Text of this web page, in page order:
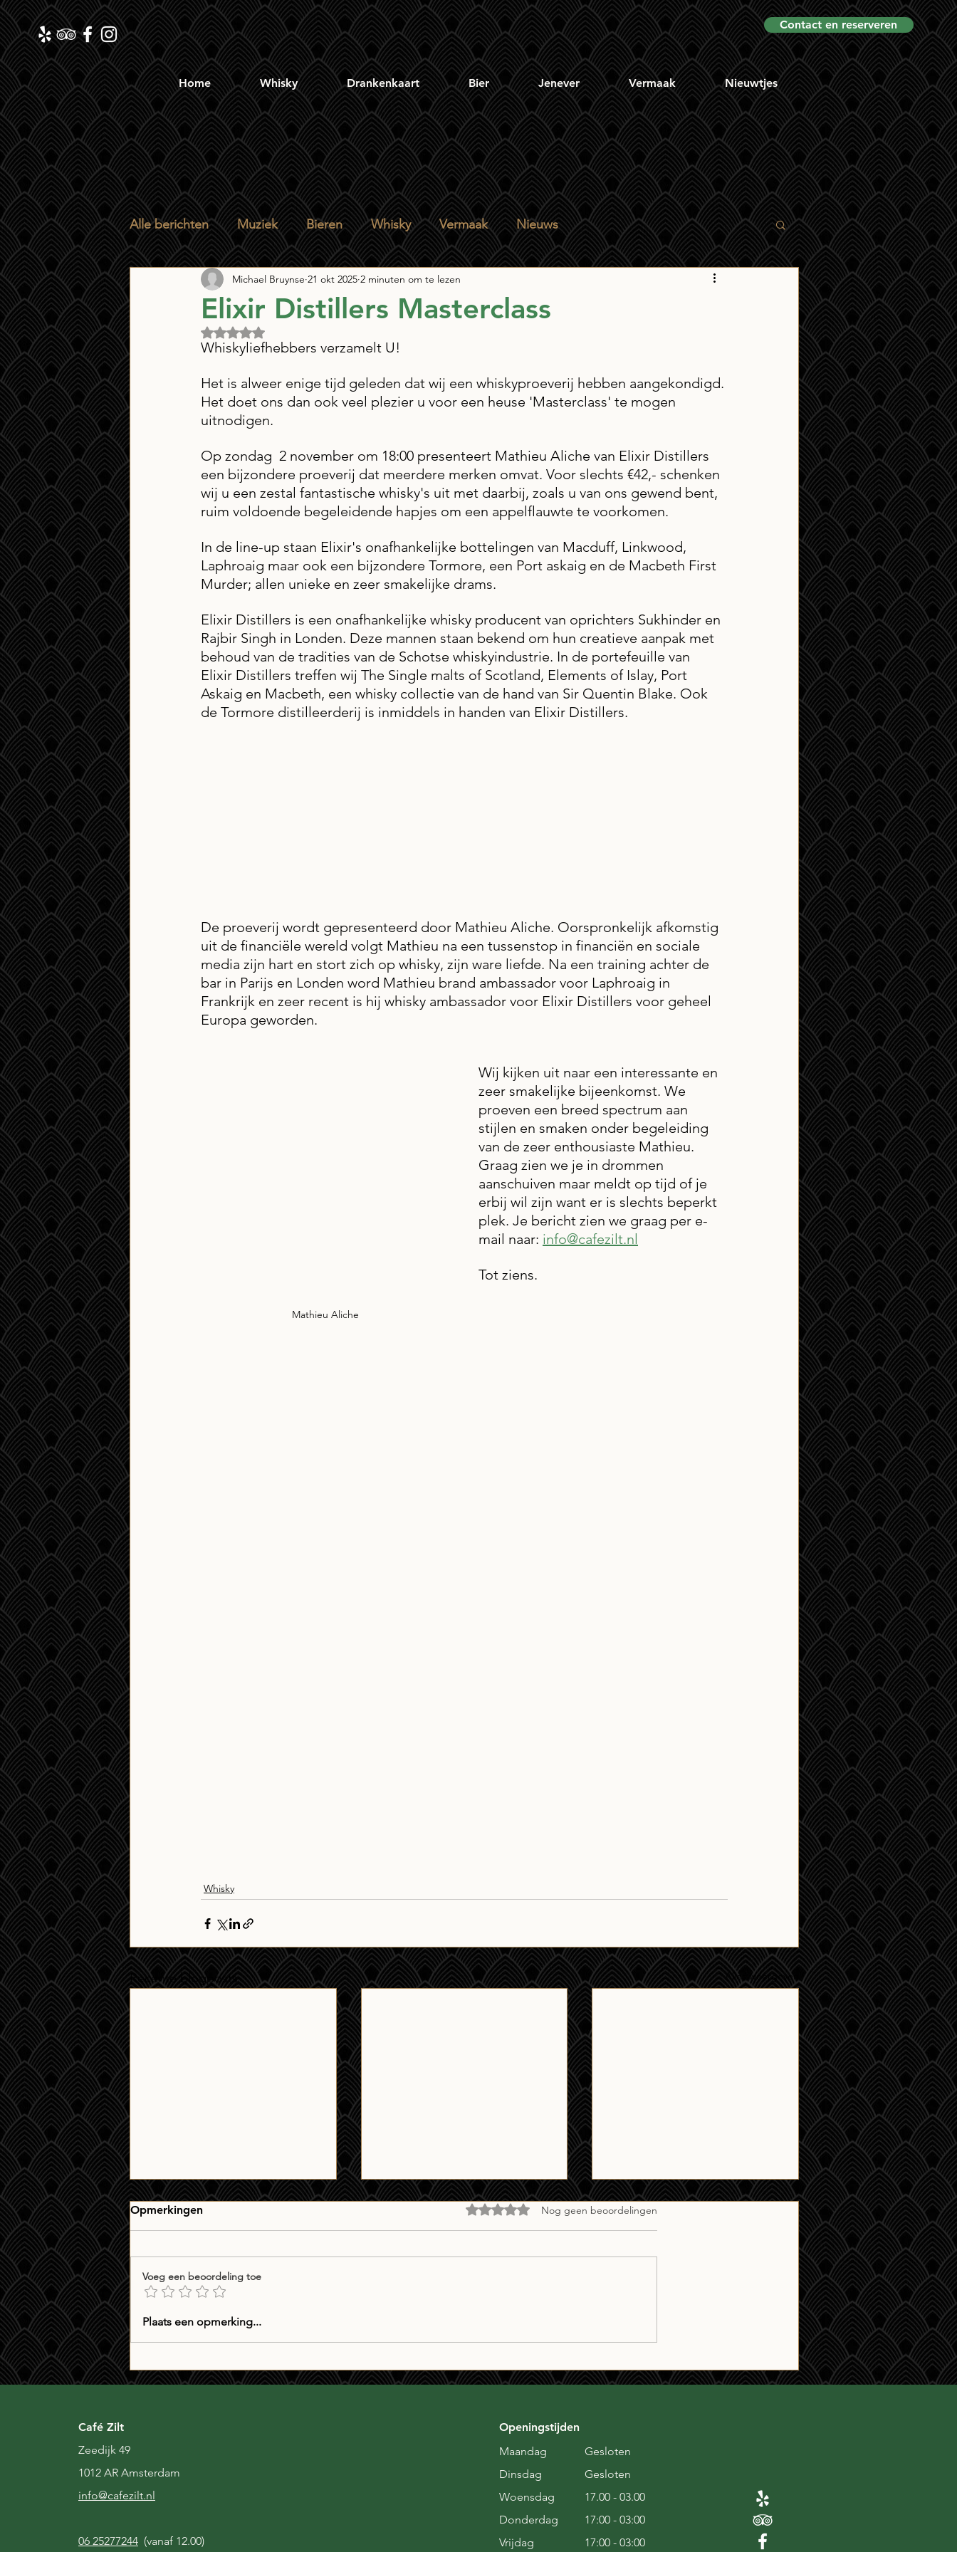
Contact en reserveren
Home Whisky Drankenkaart Bier Jenever Vermaak Nieuwtjes
Alle berichten Muziek Bieren Whisky Vermaak Nieuws
Elixir Distillers Masterclass
Michael Bruynse 21 okt 2025 2 minuten om te lezen
Beoordeeld met NaN uit 5 sterren.
Whiskyliefhebbers verzamelt U!
Het is alweer enige tijd geleden dat wij een whiskyproeverij hebben aangekondigd.
Het doet ons dan ook veel plezier u voor een heuse 'Masterclass' te mogen
uitnodigen.
Op zondag  2 november om 18:00 presenteert Mathieu Aliche van Elixir Distillers
een bijzondere proeverij dat meerdere merken omvat. Voor slechts €42,- schenken
wij u een zestal fantastische whisky's uit met daarbij, zoals u van ons gewend bent,
ruim voldoende begeleidende hapjes om een appelflauwte te voorkomen.
In de line-up staan Elixir's onafhankelijke bottelingen van Macduff, Linkwood,
Laphroaig maar ook een bijzondere Tormore, een Port askaig en de Macbeth First
Murder; allen unieke en zeer smakelijke drams.
Elixir Distillers is een onafhankelijke whisky producent van oprichters Sukhinder en
Rajbir Singh in Londen. Deze mannen staan bekend om hun creatieve aanpak met
behoud van de tradities van de Schotse whiskyindustrie. In de portefeuille van
Elixir Distillers treffen wij The Single malts of Scotland, Elements of Islay, Port
Askaig en Macbeth, een whisky collectie van de hand van Sir Quentin Blake. Ook
de Tormore distilleerderij is inmiddels in handen van Elixir Distillers.
De proeverij wordt gepresenteerd door Mathieu Aliche. Oorspronkelijk afkomstig
uit de financiële wereld volgt Mathieu na een tussenstop in financiën en sociale
media zijn hart en stort zich op whisky, zijn ware liefde. Na een training achter de
bar in Parijs en Londen word Mathieu brand ambassador voor Laphroaig in
Frankrijk en zeer recent is hij whisky ambassador voor Elixir Distillers voor geheel
Europa geworden.
Mathieu Aliche
Wij kijken uit naar een interessante en
zeer smakelijke bijeenkomst. We
proeven een breed spectrum aan
stijlen en smaken onder begeleiding
van de zeer enthousiaste Mathieu.
Graag zien we je in drommen
aanschuiven maar meldt op tijd of je
erbij wil zijn want er is slechts beperkt
plek. Je bericht zien we graag per e-
mail naar: info@cafezilt.nl
Tot ziens.
Whisky
Recente blogposts Alles weergeven
Whiskyverslag: drie maal
Opmerkingen Beoordeeld met 0 uit 5 sterren.
Nog geen beoordelingen
Voeg een beoordeling toe
Plaats een opmerking...
Café Zilt
Zeedijk 49
1012 AR Amsterdam
info@cafezilt.nl
06 25277244 (vanaf 12.00)
Openingstijden
Maandag
Dinsdag
Woensdag
Donderdag
Vrijdag
Gesloten
Gesloten
17.00 - 03.00
17:00 - 03:00
17:00 - 03:00